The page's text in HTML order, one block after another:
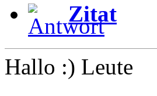
Zitat
Hallo :) Leute